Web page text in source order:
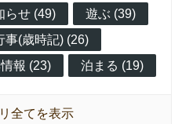
らせ (49)
遊ぶ (39)
事(歳時記) (26)
報 (23)
泊まる (19)
全てを表示